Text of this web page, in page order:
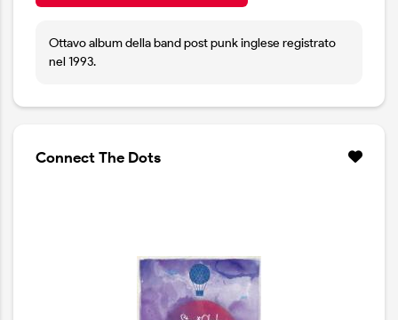
Ottavo album della band post punk inglese registrato
nel 1993.
Connect The Dots